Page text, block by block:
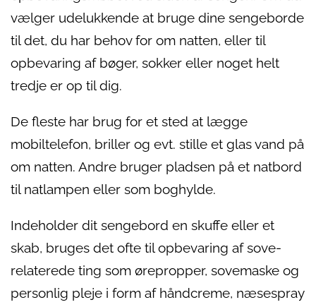
vælger udelukkende at bruge dine sengeborde
til det, du har behov for om natten, eller til
opbevaring af bøger, sokker eller noget helt
tredje er op til dig.
De fleste har brug for et sted at lægge
mobiltelefon, briller og evt. stille et glas vand på
om natten. Andre bruger pladsen på et natbord
til natlampen eller som boghylde.
Indeholder dit sengebord en skuffe eller et
skab, bruges det ofte til opbevaring af sove-
relaterede ting som ørepropper, sovemaske og
personlig pleje i form af håndcreme, næsespray